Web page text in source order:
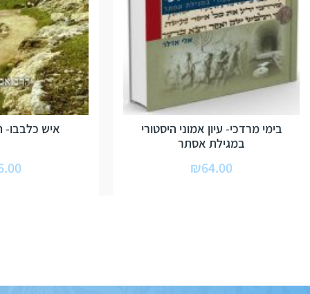
בימי מרדכי- עיון אמוני היסטורי
במגילת אסתר
₪64.00
איש